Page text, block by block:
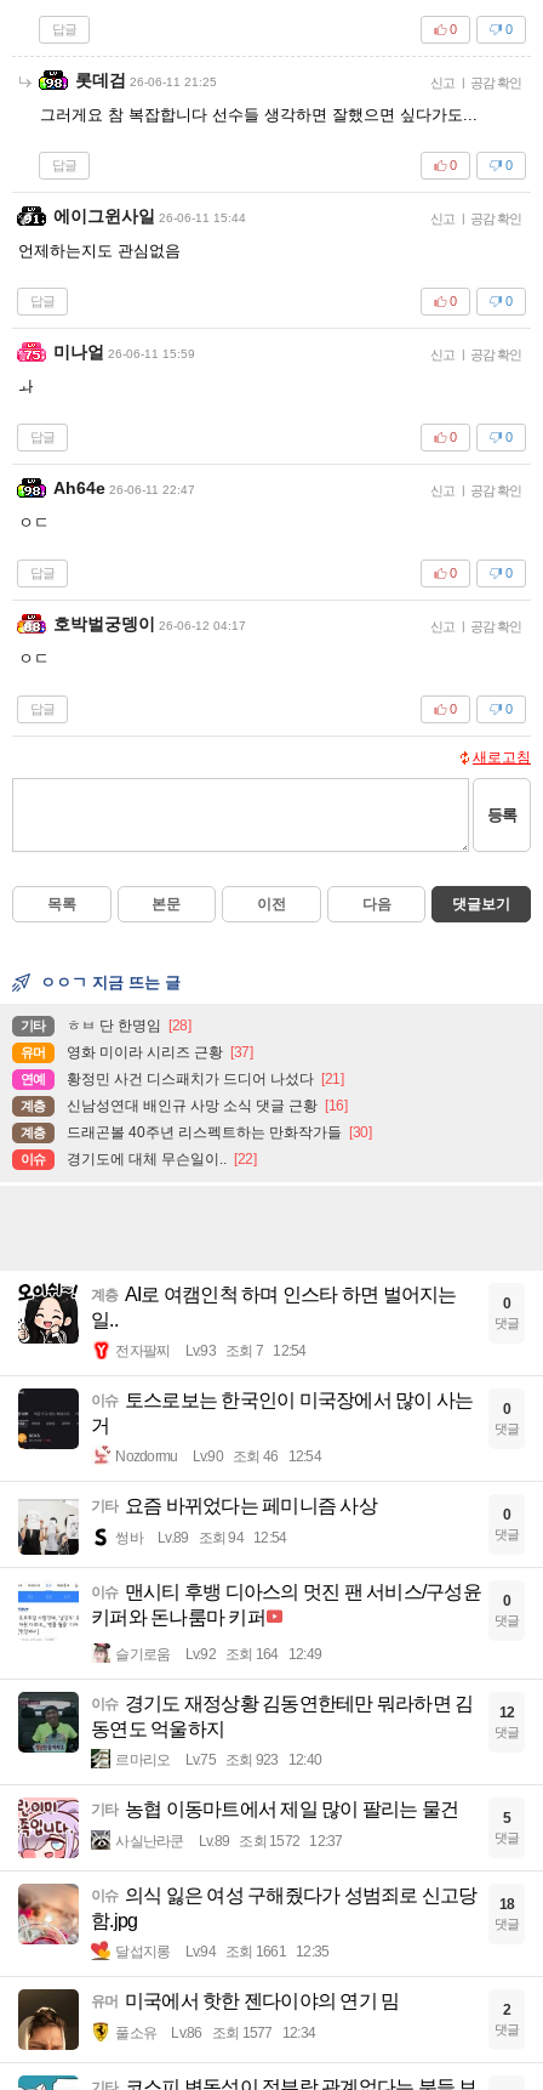
답글 0
0
롯데검 26-06-11 21:25 신고 | 공감 확인
그러게요 참 복잡합니다 선수들 생각하면 잘했으면 싶다가도...
답글 0
0
에이그윈사일 26-06-11 15:44 신고 | 공감 확인
언제하는지도 관심없음
답글 0
0
미나얼 26-06-11 15:59 신고 | 공감 확인
ㅘ
답글 0
0
Ah64e 26-06-11 22:47 신고 | 공감 확인
ㅇㄷ
답글 0
0
호박벌궁뎅이 26-06-12 04:17 신고 | 공감 확인
ㅇㄷ
답글 0
0
새로고침
등록
목록 본문 이전 다음 댓글보기
ㅇㅇㄱ 지금 뜨는 글
기타 ㅎㅂ 단 한명임 [28]
유머 영화 미이라 시리즈 근황 [37]
연예 황정민 사건 디스패치가 드디어 나섰다 [21]
계층 신남성연대 배인규 사망 소식 댓글 근황 [16]
계층 드래곤볼 40주년 리스펙트하는 만화작가들 [30]
이슈 경기도에 대체 무슨일이.. [22]
계층 AI로 여캠인척 하며 인스타 하면 벌어지는
일..
전자팔찌 Lv.93 조회 7 12:54
0
댓글
이슈
토스로보는 한국인이 미국장에서 많이 사는
거
Nozdormu Lv.90 조회 46 12:54
0
댓글
기타 요즘 바뀌었다는 페미니즘 사상
썽바 Lv.89 조회 94 12:54
0
댓글
이슈 맨시티 후뱅 디아스의 멋진 팬 서비스/구성윤
키퍼와 돈나룸마 키퍼
슬기로움 Lv.92 조회 164 12:49
0
댓글
이슈 경기도 재정상황 김동연한테만 뭐라하면 김
동연도 억울하지
르마리오 Lv.75 조회 923 12:40
12
댓글
기타 농협 이동마트에서 제일 많이 팔리는 물건
사실난라쿤 Lv.89 조회 1572 12:37
5
댓글
이슈 의식 잃은 여성 구해줬다가 성범죄로 신고당
함.jpg
달섭지롱 Lv.94 조회 1661 12:35
18
댓글
유머 미국에서 핫한 젠다이야의 연기 밈
풀소유 Lv.86 조회 1577 12:34
2
댓글